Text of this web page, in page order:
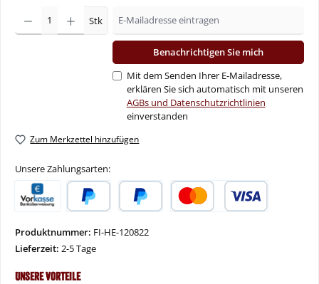
Stk
Benachrichtigen Sie mich
Mit dem Senden Ihrer E-Mailadresse,
erklären Sie sich automatisch mit unseren
AGBs und Datenschutzrichtlinien
einverstanden
Zum Merkzettel hinzufügen
Unsere Zahlungsarten:
Produktnummer: FI-HE-120822
Lieferzeit: 2-5 Tage
Unsere Vorteile